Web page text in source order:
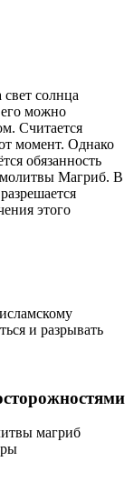
солнца
его можно
Считается
момент. Однако
обязанность
Магриб. В
этого
и разрывать
магриб